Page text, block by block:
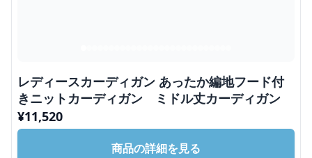
レディースカーディガン あったか編地フード付
きニットカーディガン ミドル丈カーディガン
¥11,520
商品の詳細を見る